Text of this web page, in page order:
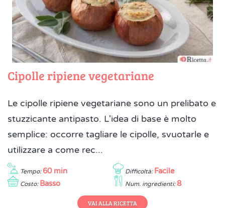
Cipolle ripiene vegetariane
Le cipolle ripiene vegetariane sono un prelibato e
stuzzicante antipasto. L'idea di base è molto
semplice: occorre tagliare le cipolle, svuotarle e
utilizzare a come rec...
Tempo: 60 min Difficoltà: Facile
Costo: Basso Num. ingredienti: 8
VAI ALLA RICETTA